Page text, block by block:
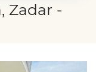
Zadar -